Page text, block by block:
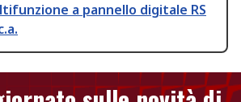
a pannello digitale RS